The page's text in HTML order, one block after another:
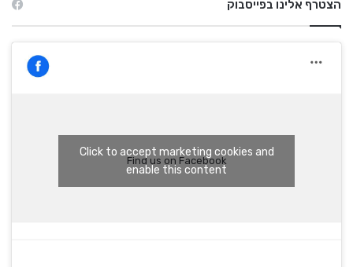
הצטרף אלינו בפייסבוק
Find us on Facebook
Click to accept marketing cookies and
enable this content